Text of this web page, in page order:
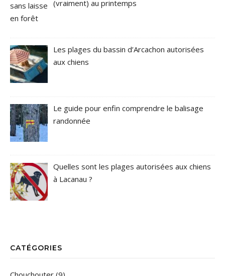
(vraiment) au printemps
Les plages du bassin d’Arcachon autorisées
aux chiens
Le guide pour enfin comprendre le balisage
randonnée
Quelles sont les plages autorisées aux chiens
à Lacanau ?
CATÉGORIES